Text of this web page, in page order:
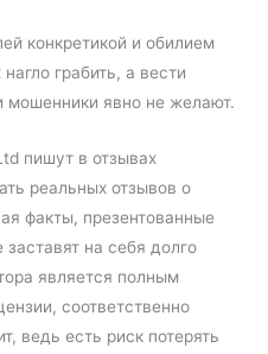
конкретикой и обилием
грабить, а вести
явно не желают.
пишут в отзывах
реальных отзывов о
факты, презентованные
на себя долго
является полным
соответственно
ведь есть риск потерять